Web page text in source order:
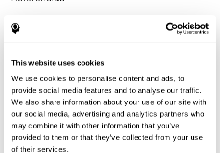
This website uses cookies
We use cookies to personalise content and ads, to
provide social media features and to analyse our traffic.
We also share information about your use of our site with
our social media, advertising and analytics partners who
may combine it with other information that you’ve
provided to them or that they’ve collected from your use
of their services.
Bucher, Aubrey French, Sara Horton, Rachel F. Loefflad, Phillip
American Journal of Alzheimer’s Disease & Other Dementias
2014; doi: 10.1177/1533317514539376
Korczyn dC, Peretz C, Aharonson V, et al. - El programa
informático de entrenamiento cognitivo CogniFit produce una
mejora mayor en el rendimiento cognitivo que los clásicos juegos
de ordenador: Estudio prospectivo, aleatorizado, doble ciego de
intervención en los ancianos. Alzheimer y Demencia: El diario de
la Asociación de Alzheimer de 2007, tres (3): S171.
Shatil E, Korczyn dC, Peretz C, et al. - Mejorar el rendimiento